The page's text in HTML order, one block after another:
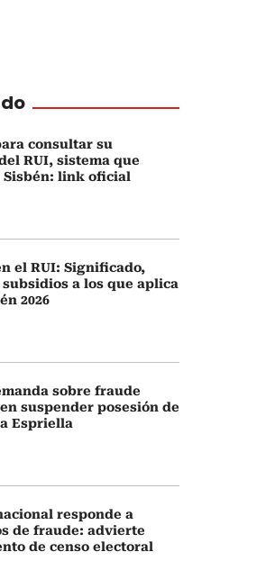
consultar su
RUI, sistema que
Sisbén: link oficial
el RUI: Significado,
a los que aplica
2026
sobre fraude
suspender posesión de
Espriella
responde a
de fraude: advierte
de censo electoral